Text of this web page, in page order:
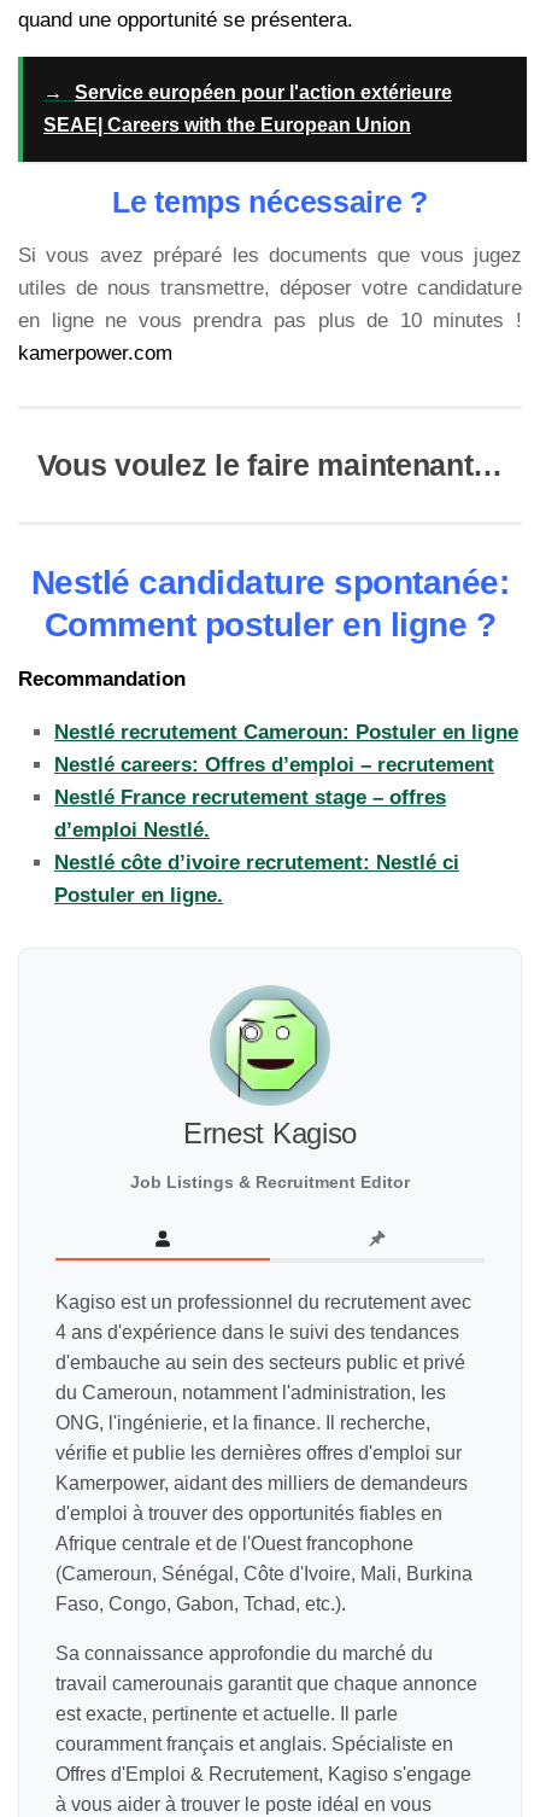
quand une opportunité se présentera.
→
Service européen pour l'action extérieure
SEAE| Careers with the European Union
Le temps nécessaire ?
Si vous avez préparé les documents que vous jugez
utiles de nous transmettre, déposer votre candidature
en ligne ne vous prendra pas plus de 10 minutes !
kamerpower.com
Vous voulez le faire maintenant…
Nestlé candidature spontanée:
Comment postuler en ligne ?
Recommandation
Nestlé recrutement Cameroun: Postuler en ligne
Nestlé careers: Offres d’emploi – recrutement
Nestlé France recrutement stage – offres
d’emploi Nestlé.
Nestlé côte d’ivoire recrutement: Nestlé ci
Postuler en ligne.
Ernest Kagiso
Job Listings & Recruitment Editor
Kagiso est un professionnel du recrutement avec
4 ans d'expérience dans le suivi des tendances
d'embauche au sein des secteurs public et privé
du Cameroun, notamment l'administration, les
ONG, l'ingénierie, et la finance. Il recherche,
vérifie et publie les dernières offres d'emploi sur
Kamerpower, aidant des milliers de demandeurs
d'emploi à trouver des opportunités fiables en
Afrique centrale et de l'Ouest francophone
(Cameroun, Sénégal, Côte d'Ivoire, Mali, Burkina
Faso, Congo, Gabon, Tchad, etc.).
Sa connaissance approfondie du marché du
travail camerounais garantit que chaque annonce
est exacte, pertinente et actuelle. Il parle
couramment français et anglais. Spécialiste en
Offres d'Emploi & Recrutement, Kagiso s'engage
à vous aider à trouver le poste idéal en vous